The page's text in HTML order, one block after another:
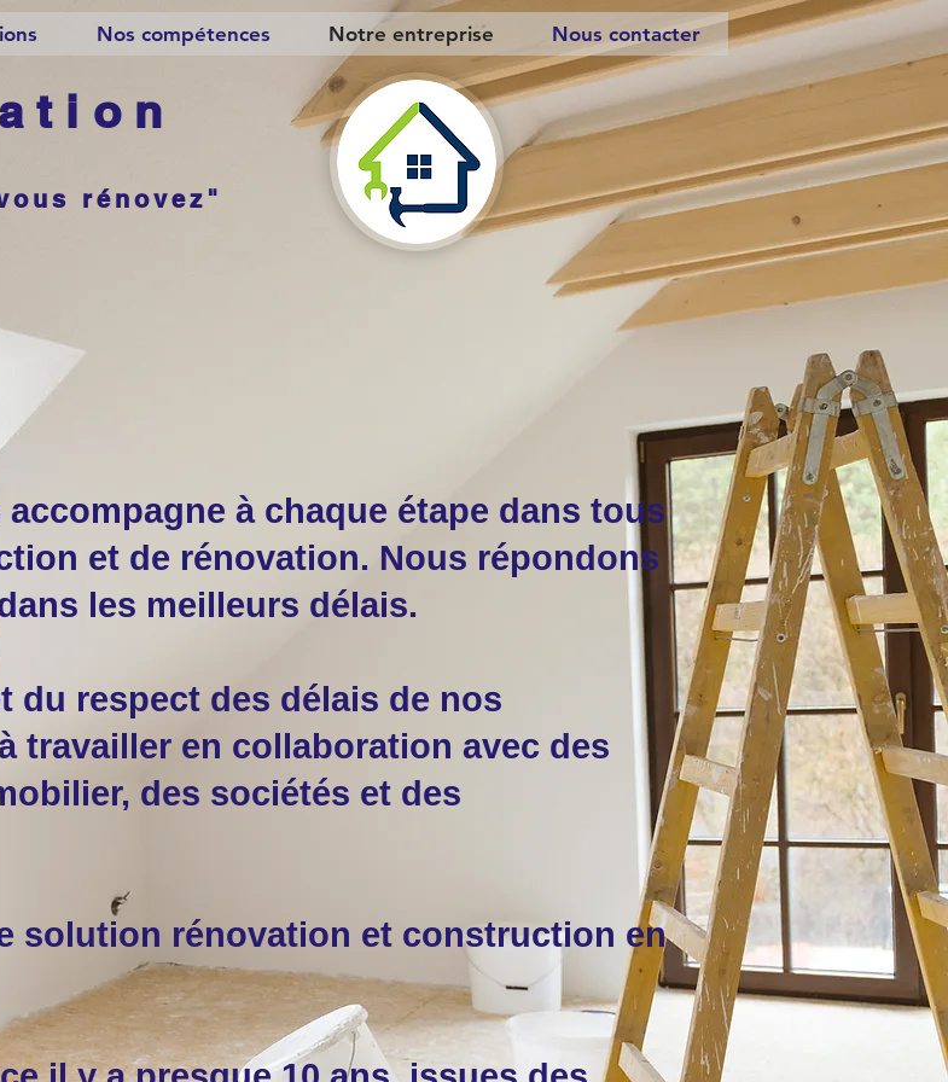
Nos compétences Notre entreprise Nous contacter
rénovez"
à chaque étape dans tous
et de rénovation. Nous répondons
les meilleurs délais.
du respect des délais de nos
travailler en collaboration avec des
des sociétés et des
solution rénovation et construction en